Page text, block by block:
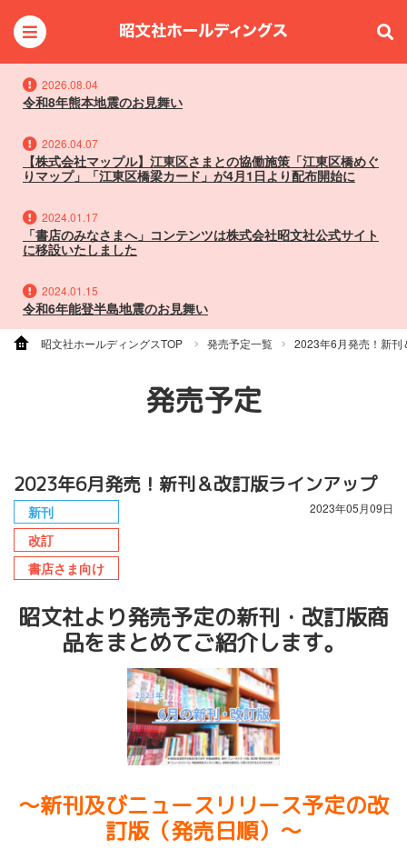
2026.08.04
令和8年熊本地震のお見舞い
2026.04.07
【株式会社マップル】江東区さまとの協働施策「江東区橋めぐ
りマップ」「江東区橋梁カード」が4月1日より配布開始に
2024.01.17
「書店のみなさまへ」コンテンツは株式会社昭文社公式サイト
に移設いたしました
2024.01.15
令和6年能登半島地震のお見舞い
昭文社ホールディングスTOP 発売予定一覧 2023年6月発売！新刊
発売予定
2023年6月発売！新刊＆改訂版ラインアップ
新刊
改訂
書店さま向け
2023年05月09日
昭文社より発売予定の新刊・改訂版商
品をまとめてご紹介します。
〜新刊及びニュースリリース予定の改
訂版（発売日順）〜